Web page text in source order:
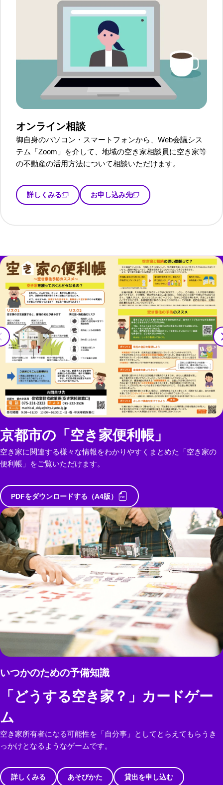
オンライン相談
御自身のパソコン・スマートフォンから、Web会議シス
テム「Zoom」を介して、地域の空き家相談員に空き家等
の不動産の活用方法について相談いただけます。
詳しくみる お申し込み先
京都市の「空き家便利帳」
空き家に関連する様々な情報をわかりやすくまとめた「空き家の
便利帳」をご覧いただけます。
PDFをダウンロードする（A4版）
いつかのための予備知識
「どうする空き家？」カードゲー
ム
空き家所有者になる可能性を「自分事」としてとらえてもらうき
っかけとなるようなゲームです。
詳しくみる あそびかた 貸出を申し込む